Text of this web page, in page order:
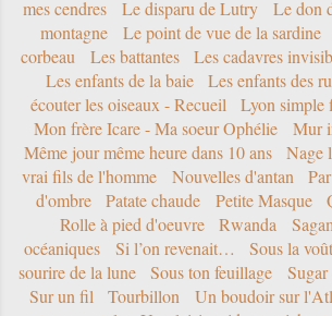
mes cendres
Le disparu de Lutry
Le don
montagne
Le point de vue de la sardine
corbeau
Les battantes Les cadavres
Les enfants de la baie
Les enfants des
écouter les oiseaux - Recueil
Lyon simple
Mon frère Icare - Ma soeur Ophélie
Mur
Même jour même heure dans 10 ans
Nage
vrai fils de l'homme
Nouvelles d'antan
d'ombre
Patate chaude Petite Masque
Rolle à pied d'oeuvre
Rwanda
océaniques
Si l’on revenait… Sous la
sourire de la lune
Sous ton feuillage
Sur un fil
Tourbillon Un boudoir sur